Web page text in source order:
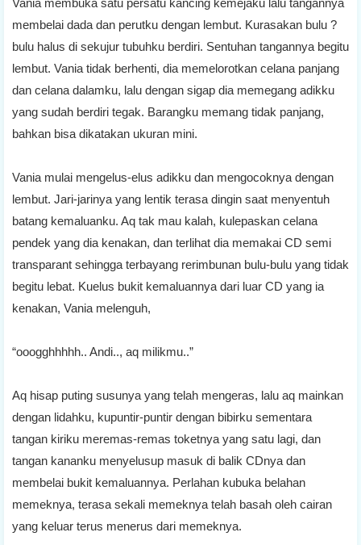
membelai dada dan perutku dengan lembut. Kurasakan bulu ?
bulu halus di sekujur tubuhku berdiri. Sentuhan tangannya begitu
lembut. Vania tidak berhenti, dia memelorotkan celana panjang
dan celana dalamku, lalu dengan sigap dia memegang adikku
yang sudah berdiri tegak. Barangku memang tidak panjang,
bahkan bisa dikatakan ukuran mini.
Vania mulai mengelus-elus adikku dan mengocoknya dengan
lembut. Jari-jarinya yang lentik terasa dingin saat menyentuh
batang kemaluanku. Aq tak mau kalah, kulepaskan celana
pendek yang dia kenakan, dan terlihat dia memakai CD semi
transparant sehingga terbayang rerimbunan bulu-bulu yang tidak
begitu lebat. Kuelus bukit kemaluannya dari luar CD yang ia
kenakan, Vania melenguh,
“ooogghhhhh.. Andi.., aq milikmu..”
Aq hisap puting susunya yang telah mengeras, lalu aq mainkan
dengan lidahku, kupuntir-puntir dengan bibirku sementara
tangan kiriku meremas-remas toketnya yang satu lagi, dan
tangan kananku menyelusup masuk di balik CDnya dan
membelai bukit kemaluannya. Perlahan kubuka belahan
memeknya, terasa sekali memeknya telah basah oleh cairan
yang keluar terus menerus dari memeknya.